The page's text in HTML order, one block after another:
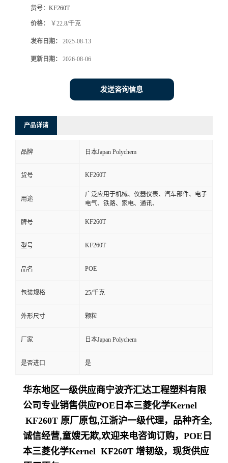
货号： KF260T
价格： ￥22.8/千克
发布日期： 2025-08-13
更新日期： 2026-08-06
发送咨询信息
产品详请
品牌 日本Japan Polychem
货号 KF260T
用途
广泛应用于机械、仪器仪表、汽车部件、电子
电气、铁路、家电、通讯、
牌号 KF260T
型号 KF260T
品名 POE
包装规格 25/千克
外形尺寸 颗粒
厂家 日本Japan Polychem
是否进口 是
华东地区一级供应商宁波齐汇达工程塑料有限
公司 专业销售供应POE日本三菱化学Kernel
KF260T 原厂原包,江浙沪一级代理，品种齐全,
诚信经营,童嫂无欺,欢迎来电咨询订购， POE日
本三菱化学Kernel KF260T 增韧级，现货供应